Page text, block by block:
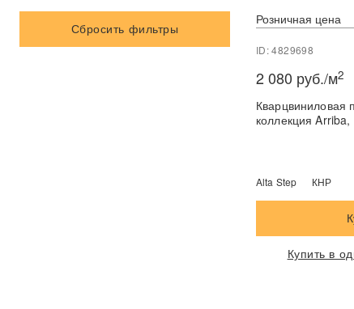
Сбросить фильтры
Розничная цена
ID: 4829698
2 080 руб./м2
Кварцвиниловая
коллекция
Alta Step КНР
Купить в